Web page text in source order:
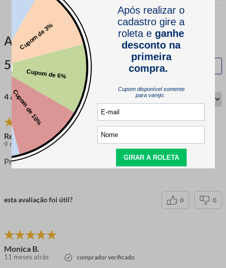
Avaliações
5.0
4 avaliações
Renata S.
9 meses atrás comprador verificado
Produto de ótima qualidade, fácil manuseio e entrega rápida
esta avaliação foi útil? 0 0
Monica B.
11 meses atrás comprador verificado